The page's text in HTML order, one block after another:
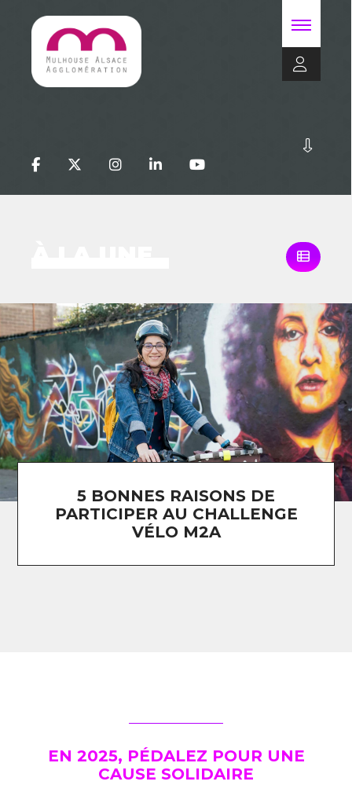
5 BONNES RAISONS DE
PARTICIPER AU CHALLENGE
VÉLO M2A
EN 2025, PÉDALEZ POUR UNE
CAUSE SOLIDAIRE